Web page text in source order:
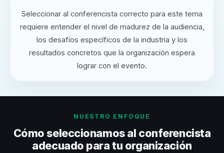
Seleccionar al conferencista correcto para este tema
requiere entender el nivel de madurez de la audiencia,
los desafíos específicos de la industria y los
resultados concretos que la organización espera
lograr con el evento.
NUESTRO ENFOQUE
Cómo seleccionamos al conferencista
adecuado para tu organización